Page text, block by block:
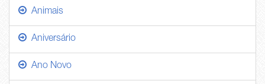
Animais
Aniversário
Ano Novo